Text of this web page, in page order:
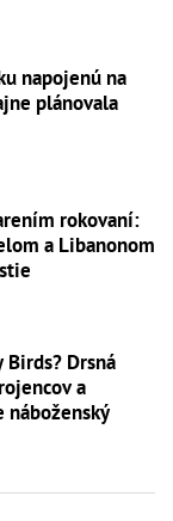
napojenú na
plánovala
rokovaní:
a Libanonom
Birds? Drsná
a
náboženský